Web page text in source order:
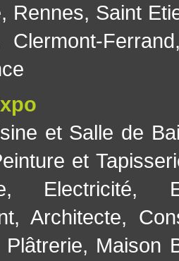
, Rennes, Saint
Clermont-Ferrand
et Salle de
et
, Electricité,
, Architecte,
, Maison